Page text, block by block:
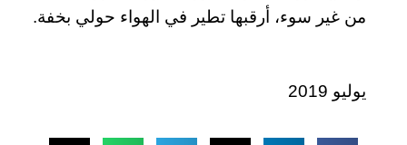
من غير سوء، أرقبها تطير في الهواء حولي بخفة.
يوليو 2019